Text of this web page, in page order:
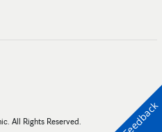
All Rights Reserved. Feedback